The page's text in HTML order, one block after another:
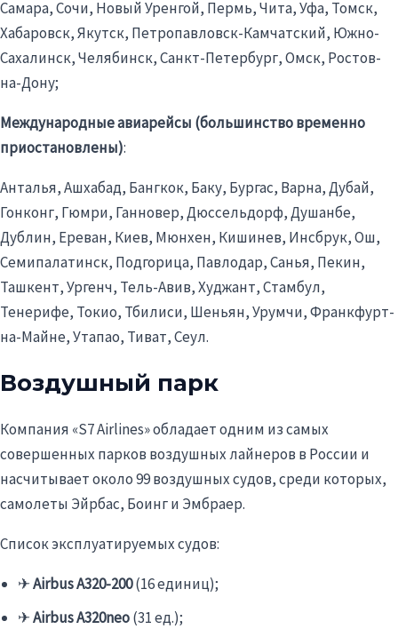
Самара, Сочи, Новый Уренгой, Пермь, Чита, Уфа, Томск,
Хабаровск, Якутск, Петропавловск-Камчатский, Южно-
Сахалинск, Челябинск, Санкт-Петербург, Омск, Ростов-
на-Дону;
Международные авиарейсы (большинство временно
приостановлены):
Анталья, Ашхабад, Бангкок, Баку, Бургас, Варна, Дубай,
Гонконг, Гюмри, Ганновер, Дюссельдорф, Душанбе,
Дублин, Ереван, Киев, Мюнхен, Кишинев, Инсбрук, Ош,
Семипалатинск, Подгорица, Павлодар,Санья, Пекин,
Ташкент, Ургенч, Тель-Авив,Худжант, Стамбул,
Тенерифе, Токио, Тбилиси, Шеньян, Урумчи, Франкфурт-
на-Майне,Утапао, Тиват, Сеул.
Воздушный парк
Компания «S7Airlines» обладает одним из самых
совершенных парков воздушных лайнеров в России и
насчитывает около 99 воздушных судов, среди которых,
самолеты Эйрбас, Боинг и Эмбраер.
Список эксплуатируемых судов:
✈Airbus A320-200(16 единиц);
✈Airbus A320neo(31 ед.);